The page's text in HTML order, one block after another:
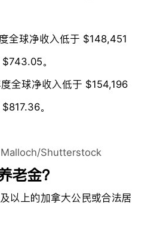
全球净收入低于 $148,451
。
全球净收入低于 $154,196
。
Shutterstock
老金？
以上的加拿大公民或合法居